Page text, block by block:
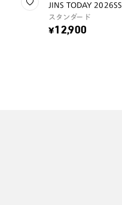
JINS TODAY 2026SS
スタンダード
¥12,900